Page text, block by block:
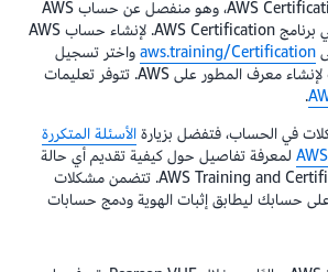
ستحتاج إلى حساب AWS Certification، وهو منفصل عن حساب AWS
الخاص بك، للمشاركة في برنامج AWS Certification. لإنشاء حساب AWS
aws.training/Certificationواختر تسجيل
الدخول. اتبع التوجيهات لإنشاء معرف المطور على AWS. تتوفر تعليمات
.
في الحساب، فتفضل بزيارةالأسئلة المتكررة
لمعرفة تفاصيل حول كيفية تقديم أي حالة
إلى خدمة عملاء AWS Training and Certification. تتضمن مشكلات
حسابك ليطابق إثبات الهوية ودمج حسابات